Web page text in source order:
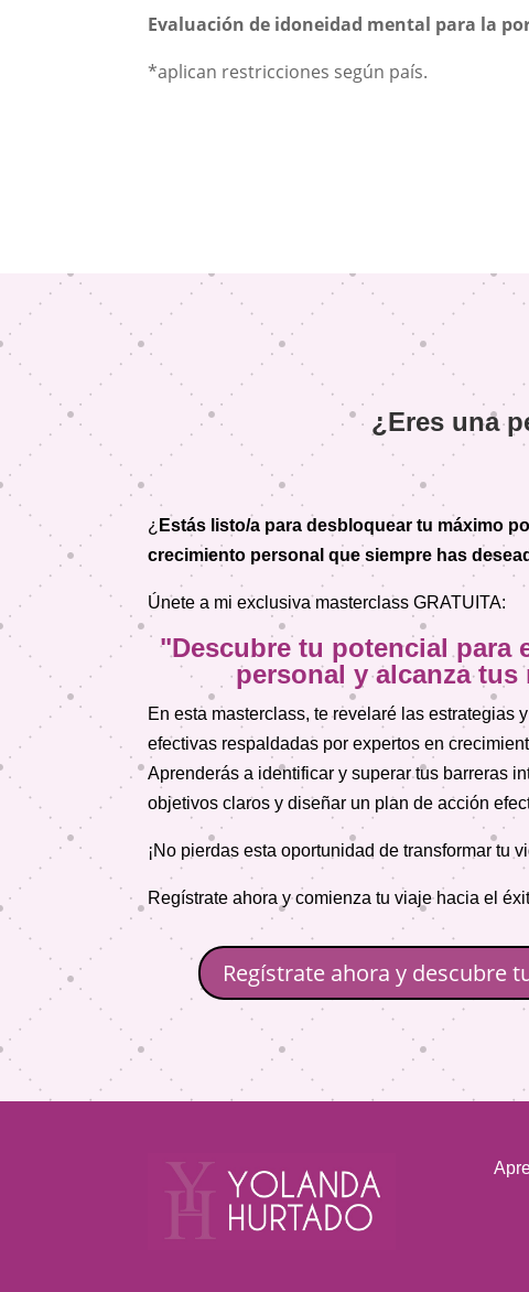
Evaluación de idoneidad mental para la
*aplican restricciones según país.
¿Eres una
¿ Estás listo/a para desbloquear tu máximo
crecimiento personal que siempre has
Únete a mi exclusiva masterclass GRATUITA:
"Descubre tu potencial para
personal y alcanza tus
En esta masterclass, te revelaré las estrategias
efectivas respaldadas por expertos en
Aprenderás a identificar y superar tus barreras
objetivos claros y diseñar un plan de acción
¡No pierdas esta oportunidad de transformar tu
Regístrate ahora y comienza tu viaje hacia el
Regístrate ahora y descubre